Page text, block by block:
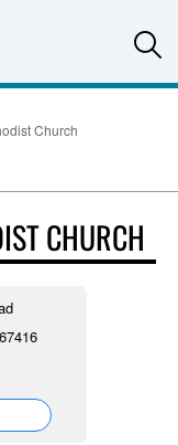
Church
CHURCH